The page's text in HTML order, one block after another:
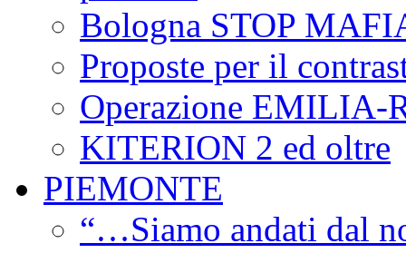
Bologna STOP
Proposte per il
Operazione EMILIA-
KITERION 2 ed oltre
PIEMONTE
“…Siamo andati dal